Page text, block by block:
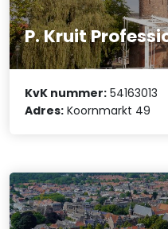
P. Kruit
KvK nummer: 54163013
Adres: Koornmarkt 49